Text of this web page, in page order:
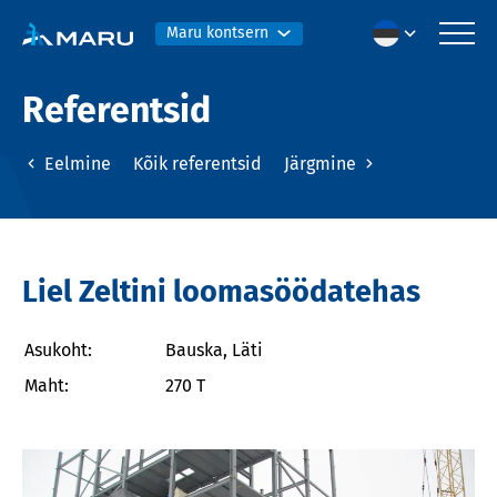
Maru kontsern
Referentsid
Eelmine Kõik referentsid Järgmine
Liel Zeltini loomasöödatehas
Asukoht:
Bauska, Läti
Maht:
270 T